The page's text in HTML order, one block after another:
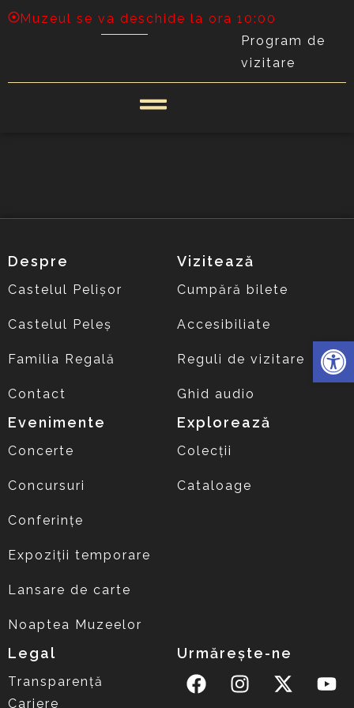
Muzeul se va deschide la ora 10:00
Program de
vizitare
Despre
Castelul Pelișor
Castelul Peleș
Familia Regală
Contact
Vizitează
Cumpără bilete
Accesibiliate
Reguli de vizitare
Ghid audio
Evenimente
Concerte
Concursuri
Conferințe
Expoziții temporare
Lansare de carte
Noaptea Muzeelor
Explorează
Colecții
Cataloage
Legal
Transparență
Cariere
Urmărește-ne